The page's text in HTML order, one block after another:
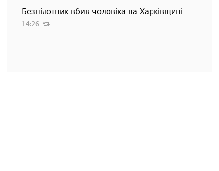
Безпілотник вбив чоловіка на Харківщині
14:26